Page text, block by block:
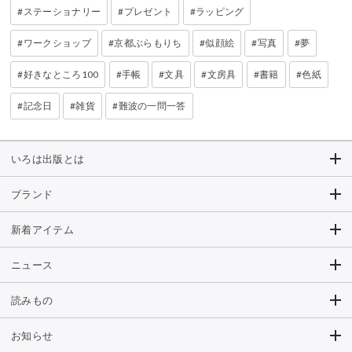
ステーショナリー プレゼント ラッピング
ワークショップ 京都ぶらもりち 似顔絵 写真 夢
好きなところ100 手帳 文具 文房具 書籍 色紙
記念日 雑貨 難波の一問一答
いろは出版とは
ブランド
新着アイテム
ニュース
読みもの
お知らせ